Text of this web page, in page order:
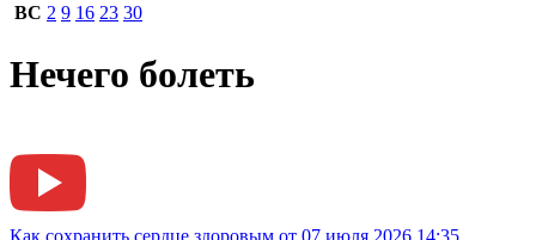
ВС 2 9 16 23 30
Нечего болеть
Как сохранить сердце здоровым от 07 июля 2026 14:35